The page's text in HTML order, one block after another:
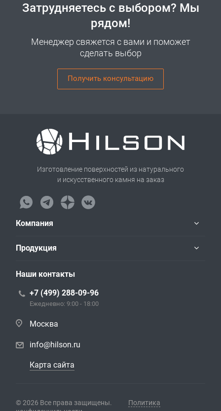
Затрудняетесь с выбором? Мы
рядом!
Менеджер свяжется с вами и поможет
сделать выбор
Получить консультацию
Изготовление поверхностей из натурального
и искусственного камня на заказ
Компания
Продукция
Наши контакты
+7 (499) 288-09-96
Ежедневно: 9:00 - 18:00
Москва
info@hilson.ru
Карта сайта
© 2026 Все права защищены.
Политика